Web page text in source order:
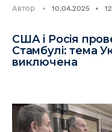
Автор • 10.04.2025 •
США і Росія
Стамбулі: тема
виключена